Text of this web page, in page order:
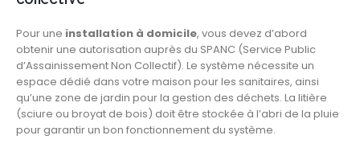
Pour une installation à domicile, vous devez d’abord
obtenir une autorisation auprès du SPANC (Service Public
d’Assainissement Non Collectif). Le système nécessite un
espace dédié dans votre maison pour les sanitaires, ainsi
qu’une zone de jardin pour la gestion des déchets. La litière
(sciure ou broyat de bois) doit être stockée à l’abri de la pluie
pour garantir un bon fonctionnement du système.